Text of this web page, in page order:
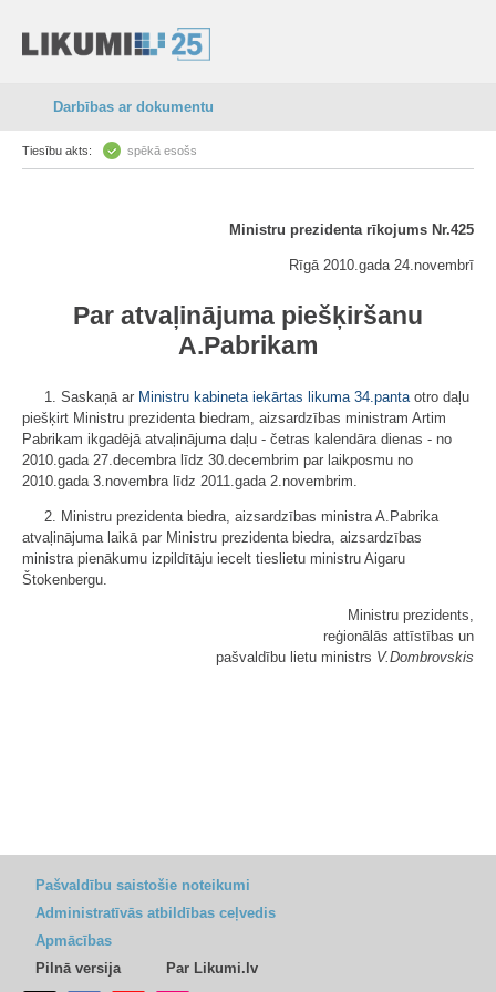
Darbības ar dokumentu
Tiesību akts: spēkā esošs
Ministru prezidenta rīkojums Nr.425
Rīgā 2010.gada 24.novembrī
Par atvaļinājuma piešķiršanu
A.Pabrikam
1. Saskaņā ar Ministru kabineta iekārtas likuma 34.pantaotro daļu
piešķirt Ministru prezidenta biedram, aizsardzības ministram Artim
Pabrikam ikgadējā atvaļinājuma daļu - četras kalendāra dienas - no
2010.gada 27.decembra līdz 30.decembrim par laikposmu no
2010.gada 3.novembra līdz 2011.gada 2.novembrim.
2. Ministru prezidenta biedra, aizsardzības ministra A.Pabrika
atvaļinājuma laikā par Ministru prezidenta biedra, aizsardzības
ministra pienākumu izpildītāju iecelt tieslietu ministru Aigaru
Štokenbergu.
Ministru prezidents,
reģionālās attīstības un
pašvaldību lietu ministrs V.Dombrovskis
Pašvaldību saistošie noteikumi
Administratīvās atbildības ceļvedis
Apmācības
Pilnā versija
Par Likumi.lv